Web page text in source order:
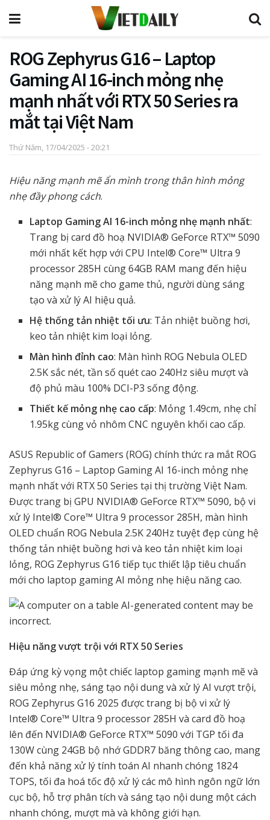
ROG Zephyrus G16 – Laptop
Gaming AI 16-inch mỏng nhẹ
mạnh nhất với RTX 50 Series ra
mắt tại Việt Nam
Thứ Năm, 17/04/2025 - 20:21
Hiệu năng mạnh mẽ ẩn mình trong thân hình mỏng
nhẹ đầy phong cách.
Laptop Gaming AI 16-inch mỏng nhẹ mạnh nhất:
Trang bị card đồ hoạ NVIDIA® GeForce RTX™ 5090
mới nhất kết hợp với CPU Intel® Core™ Ultra 9
processor 285H cùng 64GB RAM mang đến hiệu
năng mạnh mẽ cho game thủ, người dùng sáng
tạo và xử lý AI hiệu quả.
Hệ thống tản nhiệt tối ưu: Tản nhiệt buồng hơi,
keo tản nhiệt kim loại lỏng.
Màn hình đỉnh cao: Màn hình ROG Nebula OLED
2.5K sắc nét, tần số quét cao 240Hz siêu mượt và
độ phủ màu 100% DCI-P3 sống động.
Thiết kế mỏng nhẹ cao cấp: Mỏng 1.49cm, nhẹ chỉ
1.95kg cùng vỏ nhôm CNC nguyên khối cao cấp.
ASUS Republic of Gamers (ROG) chính thức ra mắt ROG
Zephyrus G16 – Laptop Gaming AI 16-inch mỏng nhẹ
mạnh nhất với RTX 50 Series tại thị trường Việt Nam.
Được trang bị GPU NVIDIA® GeForce RTX™ 5090, bộ vi
xử lý Intel® Core™ Ultra 9 processor 285H, màn hình
OLED chuẩn ROG Nebula 2.5K 240Hz tuyệt đẹp cùng hệ
thống tản nhiệt buồng hơi và keo tản nhiệt kim loại
lỏng, ROG Zephyrus G16 tiếp tục thiết lập tiêu chuẩn
mới cho laptop gaming AI mỏng nhẹ hiệu năng cao.
Hiệu năng vượt trội với RTX 50 Series
Đáp ứng kỳ vọng một chiếc laptop gaming mạnh mẽ và
siêu mỏng nhẹ, sáng tạo nội dung và xử lý AI vượt trội,
ROG Zephyrus G16 2025 được trang bị bộ vi xử lý
Intel® Core™ Ultra 9 processor 285H và card đồ hoạ
lên đến NVIDIA® GeForce RTX™ 5090 với TGP tối đa
130W cùng 24GB bộ nhớ GDDR7 băng thông cao, mang
đến khả năng xử lý tính toán AI nhanh chóng 1824
TOPS, tối đa hoá tốc độ xử lý các mô hình ngôn ngữ lớn
cục bộ, hỗ trợ phân tích và sáng tạo nội dung một cách
nhanh chóng, mượt mà và không giới hạn.